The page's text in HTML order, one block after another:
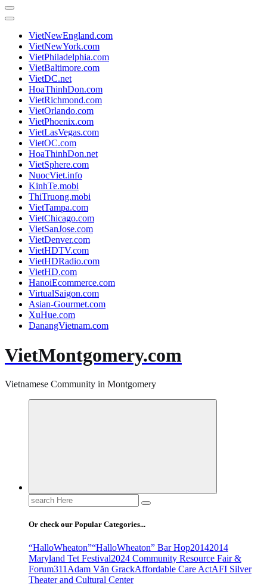
VietNewEngland.com
VietNewYork.com
VietPhiladelphia.com
VietBaltimore.com
VietDC.net
HoaThinhDon.com
VietRichmond.com
VietOrlando.com
VietPhoenix.com
VietLasVegas.com
VietOC.com
HoaThinhDon.net
VietSphere.com
NuocViet.info
KinhTe.mobi
ThiTruong.mobi
VietTampa.com
VietChicago.com
VietSanJose.com
VietDenver.com
VietHDTV.com
VietHDRadio.com
VietHD.com
HanoiEcommerce.com
VirtualSaigon.com
Asian-Gourmet.com
XuHue.com
DanangVietnam.com
VietMontgomery.com
Vietnamese Community in Montgomery
Search
for:
Or check our Popular Categories...
“HalloWheaton”“HalloWheaton” Bar Hop20142014
Maryland Tet Festival2024 Community Resource Fair &
Forum311Adam Văn GrackAffordable Care ActAFI Silver
Theater and Cultural Center